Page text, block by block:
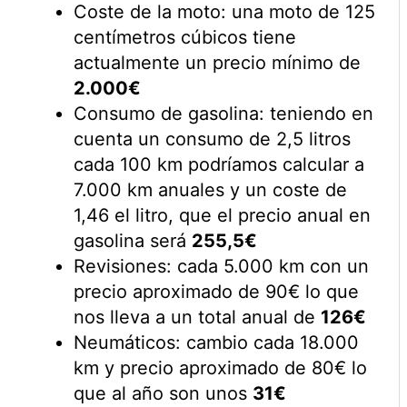
Coste de la moto: una moto de 125
centímetros cúbicos tiene
actualmente un precio mínimo de
2.000€
Consumo de gasolina: teniendo en
cuenta un consumo de 2,5 litros
cada 100 km podríamos calcular a
7.000 km anuales y un coste de
1,46 el litro, que el precio anual en
gasolina será 255,5€
Revisiones: cada 5.000 km con un
precio aproximado de 90€ lo que
nos lleva a un total anual de 126€
Neumáticos: cambio cada 18.000
km y precio aproximado de 80€ lo
que al año son unos 31€